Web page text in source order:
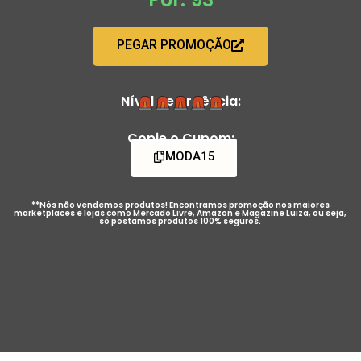
PEGAR PROMOÇÃO
Nível de Urgência:
Copie o Cupom:
MODA15
**Nós não vendemos produtos! Encontramos promoção nos maiores
marketplaces e lojas como Mercado Livre, Amazon e Magazine Luiza, ou seja,
só postamos produtos 100% seguros.